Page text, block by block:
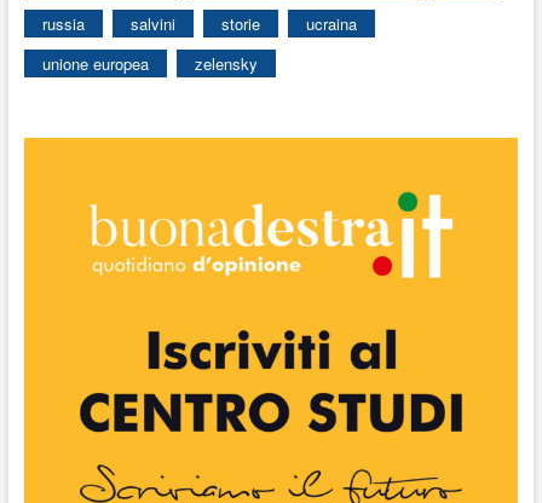
russia
salvini storie
ucraina
unione europea
zelensky